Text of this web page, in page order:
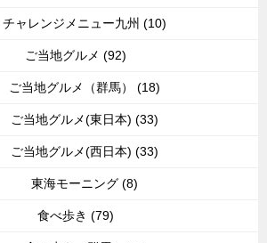
チャレンジメニュー九州 (10)
ご当地グルメ (92)
ご当地グルメ（群馬） (18)
ご当地グルメ(東日本) (33)
ご当地グルメ(西日本) (33)
東海モーニング (8)
食べ歩き (79)